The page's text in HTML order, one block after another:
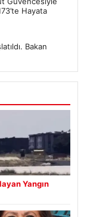
Hayata
Bakan
Yangın